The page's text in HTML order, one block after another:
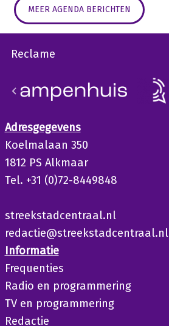
MEER AGENDA BERICHTEN
Reclame
Adresgegevens
Koelmalaan 350
1812 PS Alkmaar
Tel. +31 (0)72-8449848
streekstadcentraal.nl
redactie@streekstadcentraal.nl
Informatie
Frequenties
Radio en programmering
TV en programmering
Redactie